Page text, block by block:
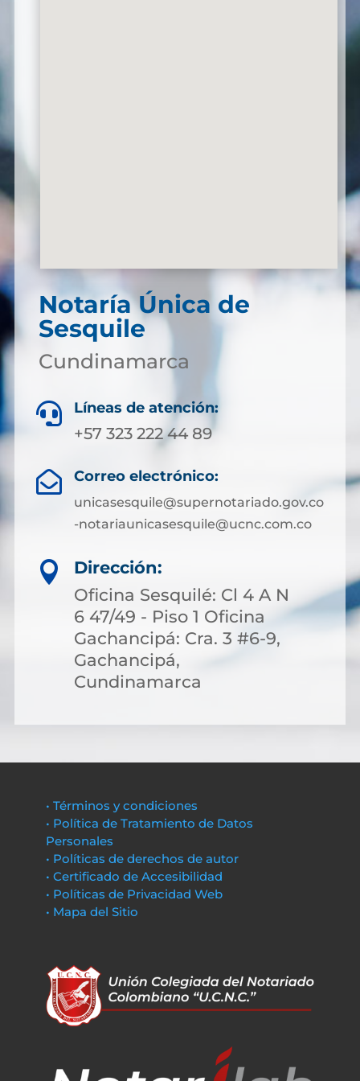
Notaría Única de
Sesquile
Cundinamarca
 Líneas de atención:
+57 323 222 44 89
 Correo electrónico:
unicasesquile@supernotariado.gov.co
-notariaunicasesquile@ucnc.com.co

Dirección:
Oficina Sesquilé: Cl 4 A N
6 47/49 - Piso 1 Oficina
Gachancipá: Cra. 3 #6-9,
Gachancipá,
Cundinamarca
• Términos y condiciones
• Política de Tratamiento de Datos
Personales
• Políticas de derechos de autor
• Certificado de Accesibilidad
• Políticas de Privacidad Web
• Mapa del Sitio